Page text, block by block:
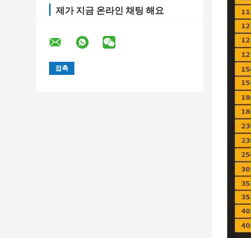
제가 지금 온라인 채팅 해요